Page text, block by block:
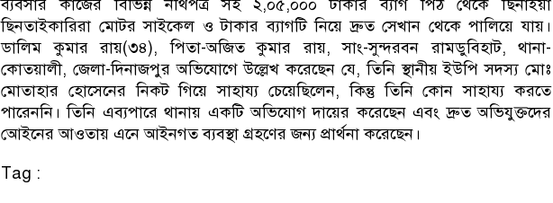
ব্যবসার কাজের বিভিন্ন নথিপত্র সহ ২,০৫,০০০ টাকার ব্যাগ পিঠ থেকে ছিনাইয়া
ছিনতাইকারিরা মোটর সাইকেল ও টাকার ব্যাগটি নিয়ে দ্রুত সেখান থেকে পালিয়ে যায়।
ডালিম কুমার রায়(৩৪), পিতা-অজিত কুমার রায়, সাং-সুন্দরবন রামডুবিহাট, থানা-
কোতয়ালী, জেলা-দিনাজপুর অভিযোগে উল্লেখ করেছেন যে, তিনি স্থানীয় ইউপি সদস্য মোঃ
মোতাহার হোসেনের নিকট গিয়ে সাহায্য চেয়েছিলেন, কিন্তু তিনি কোন সাহায্য করতে
পারেননি। তিনি এব্যপারে থানায় একটি অভিযোগ দায়ের করেছেন এবং দ্রুত অভিযুক্তদের
আেইনের আওতায় এনে আইনগত ব্যবস্থা গ্রহণের জন্য প্রার্থনা করেছেন।
Tag :